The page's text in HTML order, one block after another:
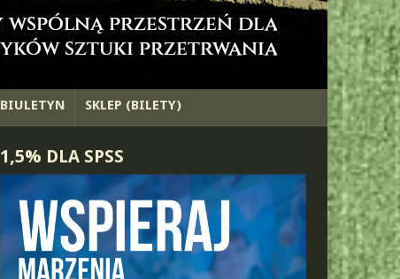
BIULETYN SKLEP (BILETY)
1,5% DLA SPSS